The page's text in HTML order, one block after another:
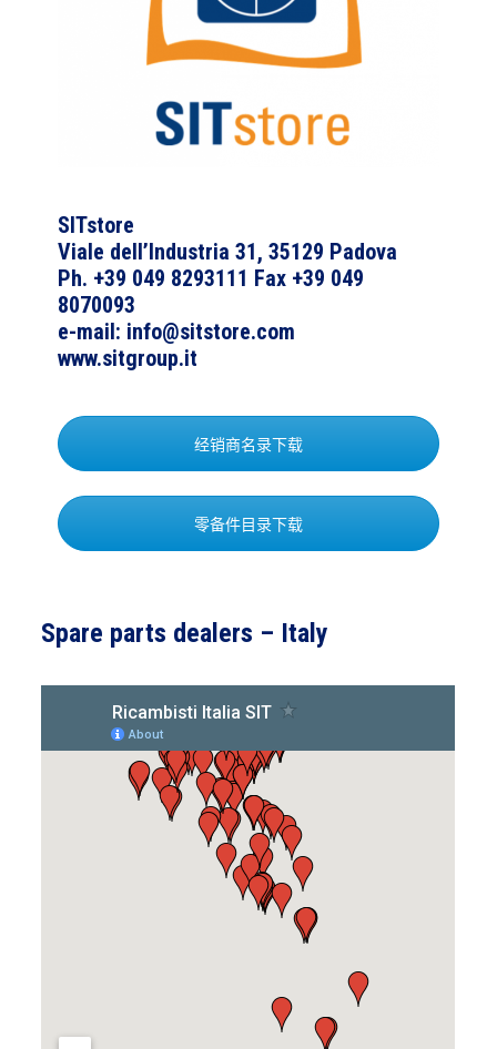
SITstore
Viale dell’Industria 31, 35129 Padova
Ph. +39 049 8293111 Fax +39 049
8070093
e-mail: info@sitstore.com
www.sitgroup.it
经销商名录下载
零备件目录下载
Spare parts dealers – Italy